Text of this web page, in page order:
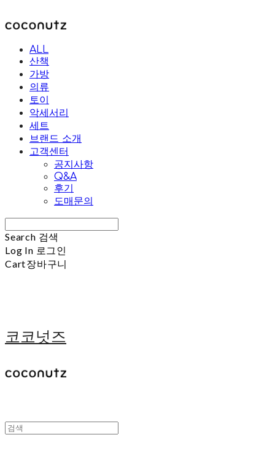
ALL
산책
가방
의류
토이
악세서리
세트
브랜드 소개
고객센터
공지사항
Q&A
후기
도매문의
Search 검색
Log In 로그인
Cart장바구니
코코넛즈